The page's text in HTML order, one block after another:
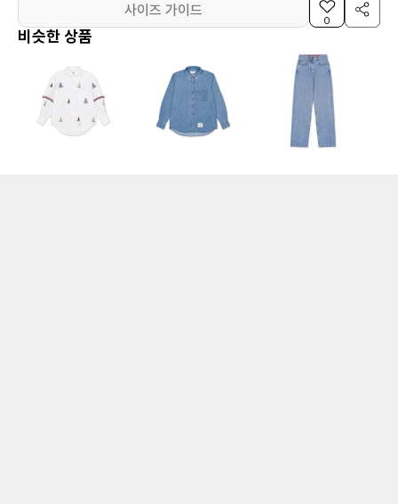
사이즈 가이드
0
비슷한 상품